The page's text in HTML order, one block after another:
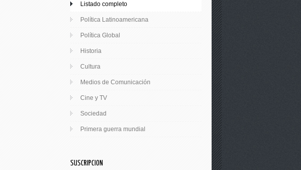
Listado completo
Política Latinoamericana
Política Global
Historia
Cultura
Medios de Comunicación
Cine y TV
Sociedad
Primera guerra mundial
SUSCRIPCION